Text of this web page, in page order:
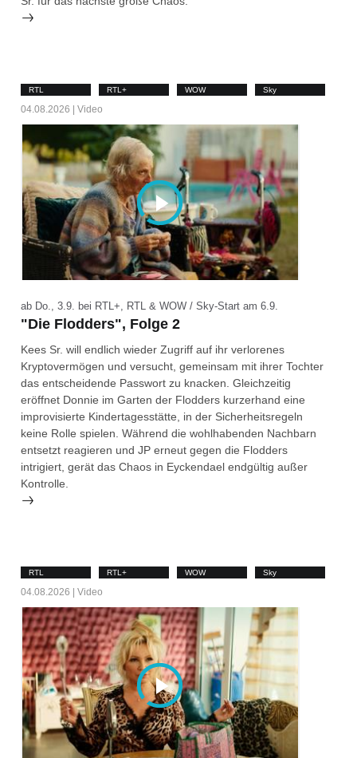
RTL RTL+ WOW Sky
04.08.2026 | Video
ab Do., 3.9. bei RTL+, RTL & WOW / Sky-Start am 6.9.
"Die Flodders", Folge 2
Kees Sr. will endlich wieder Zugriff auf ihr verlorenes
Kryptovermögen und versucht, gemeinsam mit ihrer Tochter
das entscheidende Passwort zu knacken. Gleichzeitig
eröffnet Donnie im Garten der Flodders kurzerhand eine
improvisierte Kindertagesstätte, in der Sicherheitsregeln
keine Rolle spielen. Während die wohlhabenden Nachbarn
entsetzt reagieren und JP erneut gegen die Flodders
intrigiert, gerät das Chaos in Eyckendael endgültig außer
Kontrolle.
RTL RTL+ WOW Sky
04.08.2026 | Video